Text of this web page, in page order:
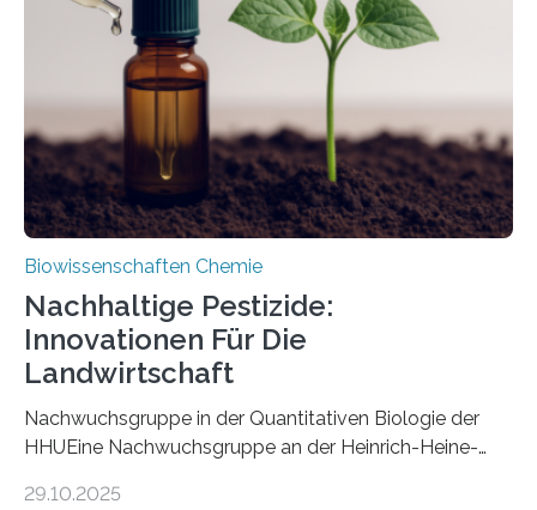
nun den Namen Cretosabethes primaevus. Dieser erste
fossile Nachweis einer Stechmückenlarve in Bernstein
stellt gleichzeitig den ersten Fossilfund einer
Mückenlarve aus dem Mesozoikum dar, denn…
Biowissenschaften Chemie
Nachhaltige Pestizide:
Innovationen Für Die
Landwirtschaft
Nachwuchsgruppe in der Quantitativen Biologie der
HHUEine Nachwuchsgruppe an der Heinrich-Heine-
fünf Jahren erforschen, wie Bakterien auf
29.10.2025